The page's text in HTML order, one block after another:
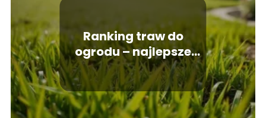
Ranking traw do
ogrodu – najlepsze
gatunki do nasadzeń